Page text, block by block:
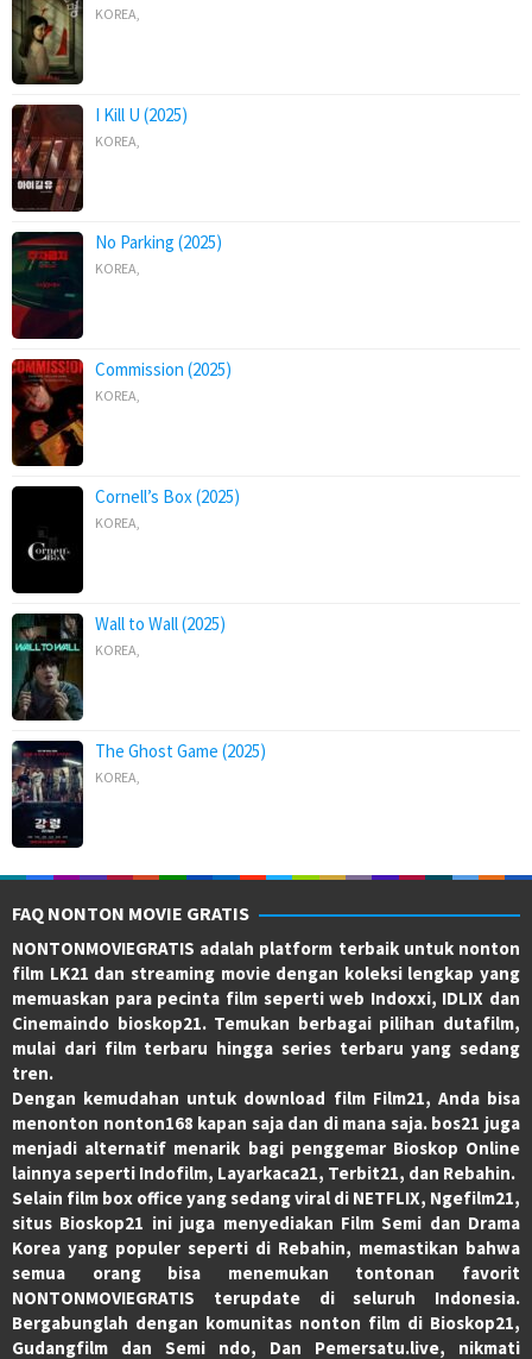
KOREA
I Kill U (2025)
KOREA
No Parking (2025)
KOREA
Commission (2025)
KOREA
Cornell’s Box (2025)
KOREA
Wall to Wall (2025)
KOREA
The Ghost Game (2025)
KOREA
FAQ NONTON MOVIE GRATIS
NONTONMOVIEGRATIS adalah platform terbaik untuk nonton
film LK21 dan streaming movie dengan koleksi lengkap yang
memuaskan para pecinta film seperti web Indoxxi, IDLIX dan
Cinemaindo bioskop21. Temukan berbagai pilihan dutafilm,
mulai dari film terbaru hingga series terbaru yang sedang
tren.
Dengan kemudahan untuk download film Film21, Anda bisa
menonton nonton168 kapan saja dan di mana saja. bos21 juga
menjadi alternatif menarik bagi penggemar Bioskop Online
lainnya seperti Indofilm, Layarkaca21, Terbit21, dan Rebahin.
Selain film box office yang sedang viral di NETFLIX, Ngefilm21,
situs Bioskop21 ini juga menyediakan Film Semi dan Drama
Korea yang populer seperti di Rebahin, memastikan bahwa
semua orang bisa menemukan tontonan favorit
NONTONMOVIEGRATIS terupdate di seluruh Indonesia.
Bergabunglah dengan komunitas nonton film di Bioskop21,
Gudangfilm dan Semi ndo, Dan Pemersatu.live, nikmati